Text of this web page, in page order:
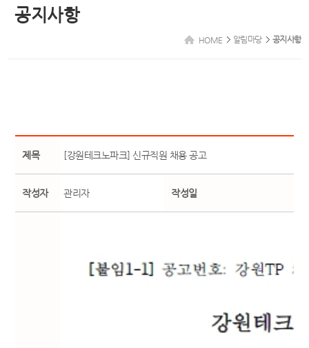
공지사항
HOME 알림마당 공지사항
제목 [강원테크노파크] 신규직원 채용 공고
작성자 관리자 작성일